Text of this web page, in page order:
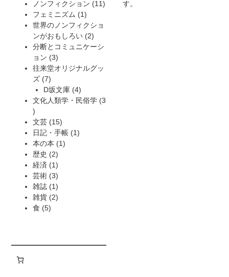
品
商
品
の
商
品
個
の
商
品
ノンフィクション 1111
の
品
フェミニズム 11
個
の
商
世界のノンフィクショ
ンがおもしろい
22
個
商
分断とコミュニケーシ
ョン
33
個
商
品
往来堂オリジナルグッ
ズ 77
個
の
品
D坂文庫 44
個
品
文化人類学・民俗学 3
3
個
の
商
品
文芸 1515
個
の
日記・手帳 11
本の本 11
歴史 22
個
の
商
品
経済 11
個
の
商
芸術 33
個
の
雑誌 11
個
雑貨 22
食 55
す。